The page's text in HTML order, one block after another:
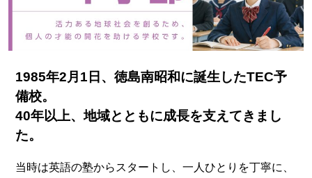
1985年2月1日、徳島南昭和に誕生したTEC予
備校。
40年以上、地域とともに成長を支えてきまし
た。
当時は英語の塾からスタートし、一人ひとりを丁寧に、